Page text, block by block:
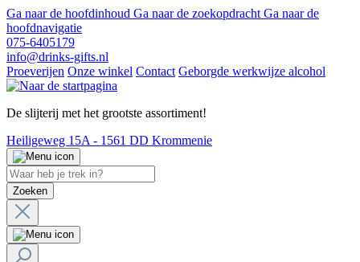
Ga naar de hoofdinhoud Ga naar de zoekopdracht Ga naar de
hoofdnavigatie
075-6405179
info@drinks-gifts.nl
Proeverijen Onze winkel Contact Geborgde werkwijze alcohol
De slijterij met het grootste assortiment!
Heiligeweg 15A - 1561 DD Krommenie
Zoeken